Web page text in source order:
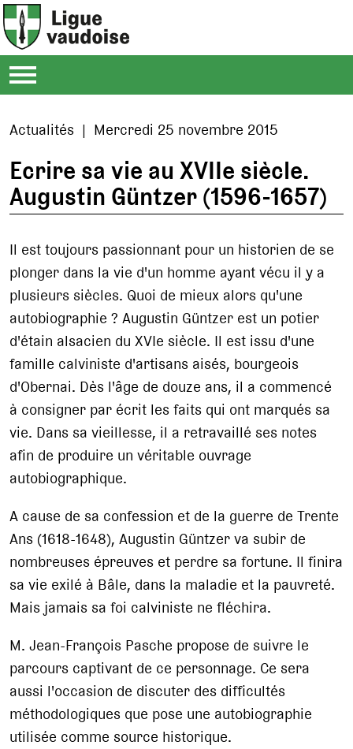
Actualités | Mercredi 25 novembre 2015
Ecrire sa vie au XVIIe siècle.
Augustin Güntzer (1596-1657)
Il est toujours passionnant pour un historien de se
plonger dans la vie d'un homme ayant vécu il y a
plusieurs siècles. Quoi de mieux alors qu'une
autobiographie ? Augustin Güntzer est un potier
d'étain alsacien du XVIe siècle. Il est issu d'une
famille calviniste d'artisans aisés, bourgeois
d'Obernai. Dès l'âge de douze ans, il a commencé
à consigner par écrit les faits qui ont marqués sa
vie. Dans sa vieillesse, il a retravaillé ses notes
afin de produire un véritable ouvrage
autobiographique.
A cause de sa confession et de la guerre de Trente
Ans (1618-1648), Augustin Güntzer va subir de
nombreuses épreuves et perdre sa fortune. Il finira
sa vie exilé à Bâle, dans la maladie et la pauvreté.
Mais jamais sa foi calviniste ne fléchira.
M. Jean-François Pasche propose de suivre le
parcours captivant de ce personnage. Ce sera
aussi l'occasion de discuter des difficultés
méthodologiques que pose une autobiographie
utilisée comme source historique.